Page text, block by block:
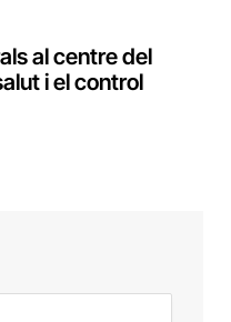
al centre del
i el control